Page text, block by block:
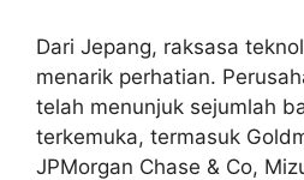
Dari Jepang, raksasa
menarik perhatian.
telah menunjuk sejumlah
terkemuka, termasuk
JPMorgan Chase & Co,